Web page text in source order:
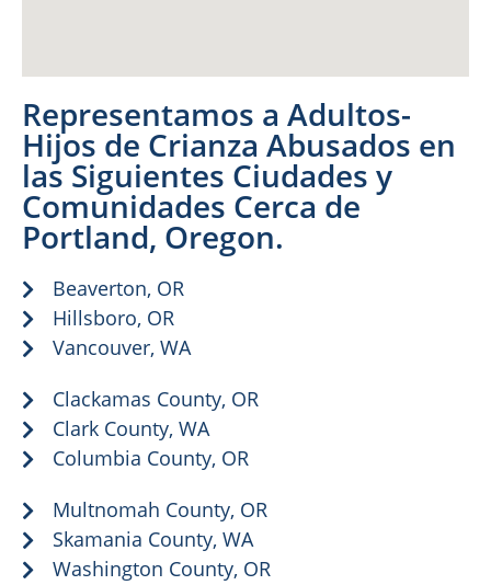
Representamos a Adultos-
Hijos de Crianza Abusados en
las Siguientes Ciudades y
Comunidades Cerca de
Portland, Oregon.
Beaverton, OR
Hillsboro, OR
Vancouver, WA
Clackamas County, OR
Clark County, WA
Columbia County, OR
Multnomah County, OR
Skamania County, WA
Washington County, OR